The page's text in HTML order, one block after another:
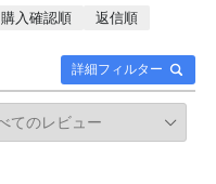
詳細フィルター
購入確認順
返信順